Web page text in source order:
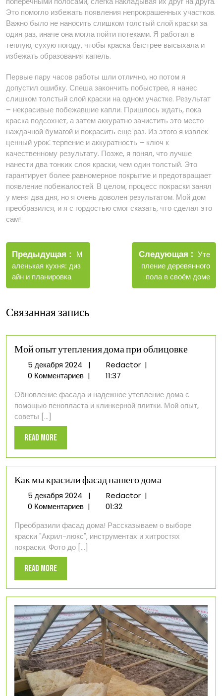
Это помогло избежать появления непрокрашенных участков.
Важно было не наносить слишком толстый слой краски за
один раз, иначе она могла пойти потеками. Я работал в
теплую, сухую погоду, чтобы краска быстрее высыхала и
избежать образования капель.
Первые пару часов работы шли отлично, но потом я
допустил ошибку. Спеша закончить побыстрее, я нанес
слишком толстый слой краски на одном участке. Результат
– некрасивые побежавшие капли. Пришлось ждать, пока
краска подсохнет, а затем аккуратно зачистить это место
наждачной бумагой и покрасить еще раз. Из этого я извлек
ценный урок⁚ терпение и аккуратность – ключ к
качественному результату. Позже, я понял, что лучше
нанести два тонких слоя краски, чем один толстый. Это
гарантирует более равномерное покрытие и предотвращает
появление побежалостей. В целом, процесс покраски занял
у меня два дня, но я очень доволен результатом. Мой дом
преобразился, и я с гордостью смог сказать, что сделал это
сам!
Навигация
по
записям
Предыдущая
Старые
записи
М
аленькая кухня: диз
айн и планировка
Следующая
Новые
записи
Уте
пление деревянного
пола в своём доме
Связанная запись
Мой опыт утепления дома при облицовке
5 декабря 20245
декабря
| RedactorМой
дома
при
|
0 Комментариев |
11:37
Обновление фасада и надежное утепление дома с
помощью пенопласта и клинкерной плитки. Мой опыт,
советы [...]
Read MoreRead
More
Как мы красили фасад нашего дома
5 декабря 20245
декабря
| RedactorКак
фасад
нашего
|
0 Комментариев |
01:32
Преобразили фасад дома! Рассказываем о выборе
краски "Акрил-люкс", инструментах и хитростях
покраски. Фото до [...]
Read MoreRead
More